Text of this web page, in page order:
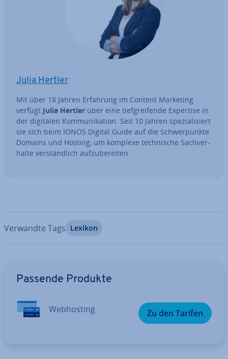
Julia Hertler
Mit über 18 Jahren Erfahrung im Content Marketing
verfügt Julia Hertler über eine tief­grei­fen­de Expertise in
der digitalen Kom­mu­ni­ka­ti­on. Seit 10 Jahren spe­zia­li­siert
sie sich beim IONOS Digital Guide auf die Schwer­punk­te
Domains und Hosting, um komplexe tech­ni­sche Sach­ver­
hal­te ver­ständ­lich auf­zu­be­rei­ten.
Verwandte Tags Lexikon
Passende Produkte
Web­hos­ting Zu den Tarifen